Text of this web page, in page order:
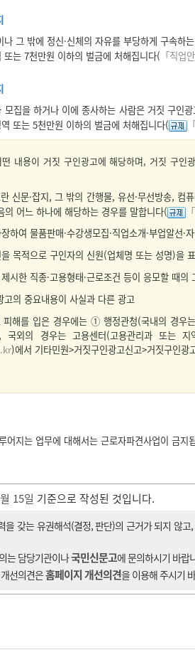
나 그 밖에 정신·신체의 자유를 부당하게 구속하
는 7천만원 이하의 벌금에 처해집니다( 「직업
모집을 하거나 이에 종사하는 사람은 거짓 구인
또는 5천만원 이하의 벌금에 처해집니다(
내용이 거짓 구인광고에 해당하며, 거짓 구인
신문·잡지, 그 밖의 간행물, 유선·무선방송,
의 어느 하나에 해당하는 경우를 말합니다(
하여 물품판매·수강생모집·직업소개·부업알선·
목적으로 구인자의 신원(업체명 또는 성명)을
시한 직종·고용형태·근로조건 등이 응모할 때의
고의 중요내용이 사실과 다른 광고
피해를 입은 경우에는 ① 행정관청(국내의 경우
국외의 경우는 고용센터(고용관리과 또는
)에서 기타민원>거짓구인광고신고>거짓구인
어지는 업무에 대해서는 근로자파견사업이 금지
15일 기준으로 작성된 것입니다.
을 갖는 유권해석(결정, 판단)의 근거가 되지 않
는 담당기관이나국민신문고에 문의하시기 바랍
선의견은홈페이지 개선의견을 이용해 주시기